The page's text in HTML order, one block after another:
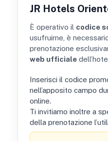
JR Hotels
È operativo il codice
usufruirne, è
prenotazione
web ufficiale
Inserisci il codice
nell’apposito campo
online.
Ti invitiamo inoltre a
della prenotazione